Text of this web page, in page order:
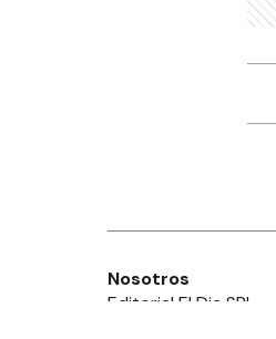
Nosotros
Editorial El Dia SRL